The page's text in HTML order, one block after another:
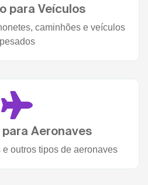
para Veículos
caminhões e veículos
pesados
Aeronaves
outros tipos de aeronaves